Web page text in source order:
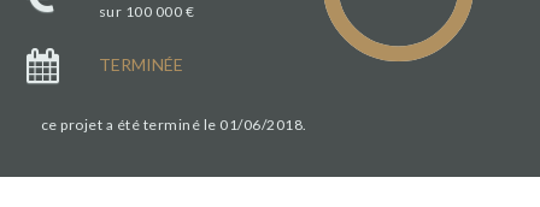
sur 100 000 €
TERMINÉE
ce projet a été terminé le 01/06/2018.